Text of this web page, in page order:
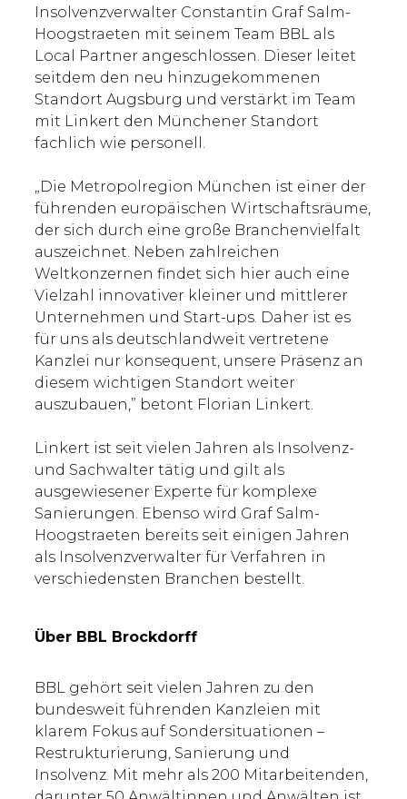
Insolvenzverwalter Constantin Graf Salm-
Hoogstraeten mit seinem Team BBL als
Local Partner angeschlossen. Dieser leitet
seitdem den neu hinzugekommenen
Standort Augsburg und verstärkt im Team
mit Linkert den Münchener Standort
fachlich wie personell.
„Die Metropolregion München ist einer der
führenden europäischen Wirtschaftsräume,
der sich durch eine große Branchenvielfalt
auszeichnet. Neben zahlreichen
Weltkonzernen findet sich hier auch eine
Vielzahl innovativer kleiner und mittlerer
Unternehmen und Start-ups. Daher ist es
für uns als deutschlandweit vertretene
Kanzlei nur konsequent, unsere Präsenz an
diesem wichtigen Standort weiter
auszubauen,” betont Florian Linkert.
Linkert ist seit vielen Jahren als Insolvenz-
und Sachwalter tätig und gilt als
ausgewiesener Experte für komplexe
Sanierungen. Ebenso wird Graf Salm-
Hoogstraeten bereits seit einigen Jahren
als Insolvenzverwalter für Verfahren in
verschiedensten Branchen bestellt.
Über BBL Brockdorff
BBL gehört seit vielen Jahren zu den
bundesweit führenden Kanzleien mit
klarem Fokus auf Sondersituationen –
Restrukturierung, Sanierung und
Insolvenz. Mit mehr als 200 Mitarbeitenden,